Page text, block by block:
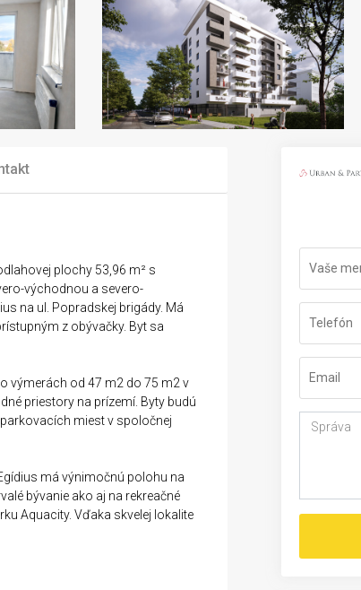
plochy 53,96 m² s
východnou a severo-
na ul. Popradskej brigády. Má
z obývačky. Byt sa
výmerách od 47 m2 do 75 m2 v
priestory na prízemí. Byty budú
miest v spoločnej
má výnimočnú polohu na
bývanie ako aj na rekreačné
Aquacity. Vďaka skvelej lokalite